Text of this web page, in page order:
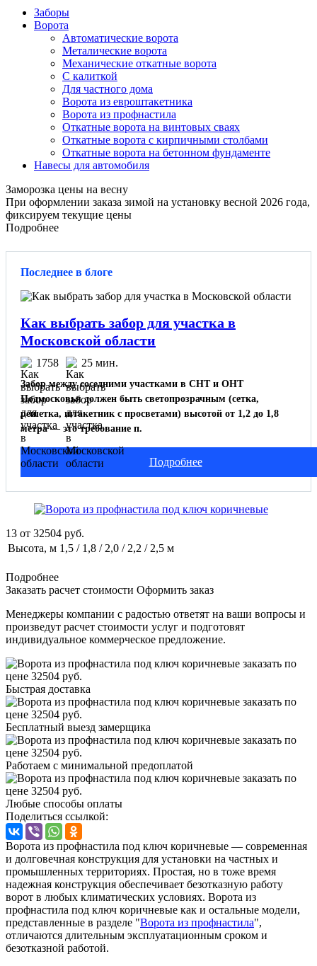
Заборы
Ворота
Автоматические ворота
Металические ворота
Механические откатные ворота
С калиткой
Для частного дома
Ворота из евроштакетника
Ворота из профнастила
Откатные ворота на винтовых сваях
Откатные ворота с кирпичными столбами
Откатные ворота на бетонном фундаменте
Навесы для автомобиля
Заморозка цены на весну
При оформлении заказа зимой на установку весной 2026 года,
фиксируем текущие цены
Подробнее
Последнее в блоге
Как выбрать забор для участка в
Московской области
1758 25 мин.
Забор между соседними участками в СНТ и ОНТ
Подмосковья должен быть светопрозрачным (сетка,
решетка, штакетник с просветами) высотой от 1,2 до 1,8
метра — это требование п.
Подробнее
13 от 32504 руб.
Высота, м 1,5 / 1,8 / 2,0 / 2,2 / 2,5 м
Подробнее
Заказать расчет стоимости Оформить заказ
Менеджеры компании с радостью ответят на ваши вопросы и
произведут расчет стоимости услуг и подготовят
индивидуальное коммерческое предложение.
Быстрая доставка
Бесплатный выезд замерщика
Работаем с минимальной предоплатой
Любые способы оплаты
Поделиться ссылкой:
Ворота из профнастила под ключ коричневые — современная
и долговечная конструкция для установки на частных и
промышленных территориях. Простая, но в тоже время
надежная конструкция обеспечивает безотказную работу
ворот в любых климатических условиях. Ворота из
профнастила под ключ коричневые как и остальные модели,
представленные в разделе "Ворота из профнастила",
отличаются длительным эксплуатационным сроком и
безотказной работой.